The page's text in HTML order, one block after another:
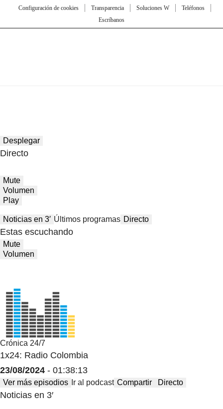
Configuración de cookies
Transparencia Soluciones W
Teléfonos
Escríbanos
Desplegar
Directo
Mute
Volumen
Play
Noticias en 3′ Últimos programas Directo
Estas escuchando
Mute
Volumen
Crónica 24/7
1x24: Radio Colombia
23/08/2024 - 01:38:13
Ver más episodios Ir al podcast Compartir Directo
Noticias en 3′